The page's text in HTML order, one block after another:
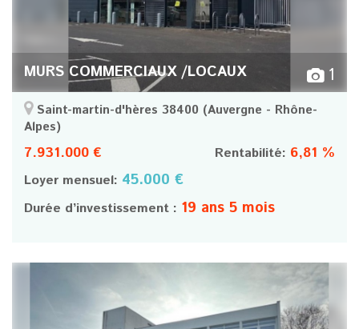
MURS COMMERCIAUX /LOCAUX 1
Saint-martin-d'hères 38400 (Auvergne - Rhône-
Alpes)
7.931.000 € Rentabilité: 6,81 %
Loyer mensuel: 45.000 €
Durée d’investissement : 19 ans 5 mois